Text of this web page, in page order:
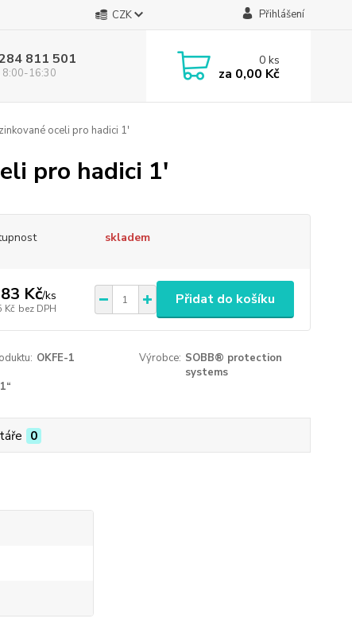
CZK Přihlášení
811 501
8:00-16:30
0ks
za 0,00 Kč
oceli pro hadici 1'
pro hadici 1'
skladem
Kč/ks
Kč bez DPH
Přidat do košíku
OKFE-1 Výrobce: SOBB® protection
systems
1“
0